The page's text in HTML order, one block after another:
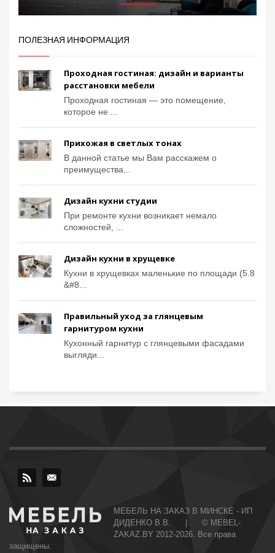
ПОЛЕЗНАЯ ИНФОРМАЦИЯ
Проходная гостиная: дизайн и варианты
расстановки мебели
Проходная гостиная — это помещение,
которое не ...
Прихожая в светлых тонах
В данной статье мы Вам расскажем о
преимущества...
Дизайн кухни студии
При ремонте кухни возникает немало
сложностей, ...
Дизайн кухни в хрущевке
Кухни в хрущевках маленькие по площади (5.8
&#8...
Правильный уход за глянцевым
гарнитуром кухни
Кухонный гарнитур с глянцевыми фасадами
выгляди...
МЕБЕЛЬ НА ЗАКАЗ В МИНСКЕ - ИП
ДИДЕНКО В.В. | © MEBEL-
ZAKAZ.BY 2012-2026. Все права
защищены.